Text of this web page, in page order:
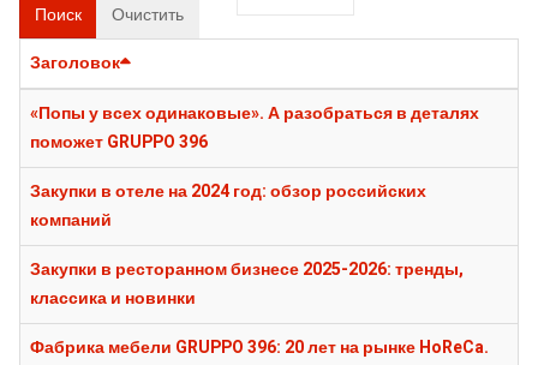
Поиск Очистить
Заголовок
«Попы у всех одинаковые». А разобраться в деталях
поможет GRUPPO 396
Закупки в отеле на 2024 год: обзор российских
компаний
Закупки в ресторанном бизнесе 2025-2026: тренды,
классика и новинки
Фабрика мебели GRUPPO 396: 20 лет на рынке HoReCa.